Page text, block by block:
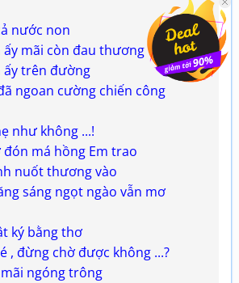
nước non
mãi còn đau thương
ấy trên đường
ngoan cường chiến công
như không ...!
đón má hồng Em trao
nuốt thương vào
sáng ngọt ngào vẫn mơ
ký bằng thơ
, đừng chờ được không ...?
ngóng trông